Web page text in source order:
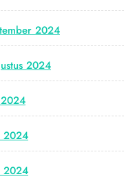
2024
2024
2024
2024